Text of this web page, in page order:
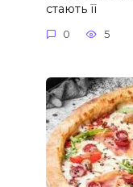
стають її
0 5